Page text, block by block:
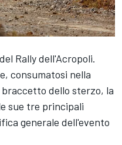
Rally dell'Acropoli.
, consumatosi nella
dello sterzo, la
sue tre principali
generale dell'evento